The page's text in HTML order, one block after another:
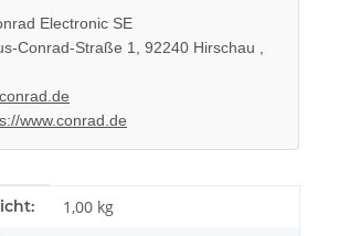
Electronic SE
Conrad-Straße 1, 92240 Hirschau ,
www.conrad.de
1,00 kg